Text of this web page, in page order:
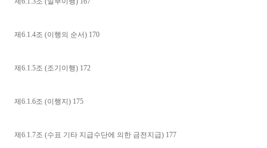
제6.1.4조 (이행의 순서) 170
제6.1.5조 (조기이행) 172
제6.1.6조 (이행지) 175
제6.1.7조 (수표 기타 지급수단에 의한 금전지급) 177